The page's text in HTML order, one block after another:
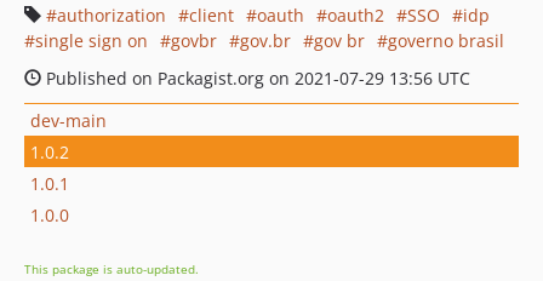
authorization
client oauth oauth2 SSO
idp
single sign on
govbr gov.br gov br
governo brasil
Published on Packagist.org on 2021-07-29 13:56 UTC
dev-main
1.0.2
1.0.1
1.0.0
This package is auto-updated.